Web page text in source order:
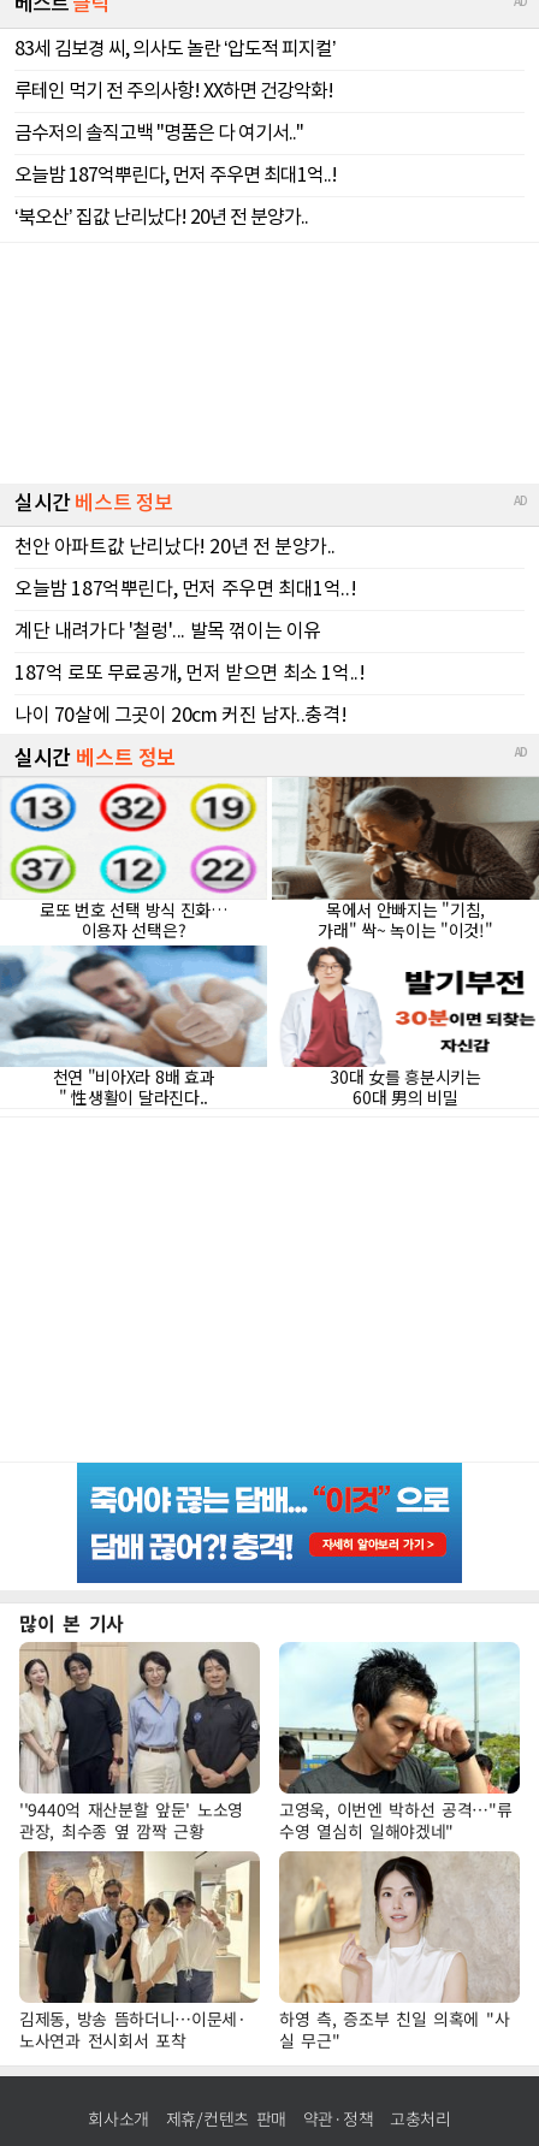
많이 본 기사
''9440억 재산분할 앞둔' 노소영
관장, 최수종 옆 깜짝 근황
고영욱, 이번엔 박하선 공격…"류
수영 열심히 일해야겠네"
김제동, 방송 뜸하더니…이문세·
노사연과 전시회서 포착
하영 측, 증조부 친일 의혹에 "사
실 무근"
회사소개 제휴/컨텐츠 판매 약관·정책 고충처리